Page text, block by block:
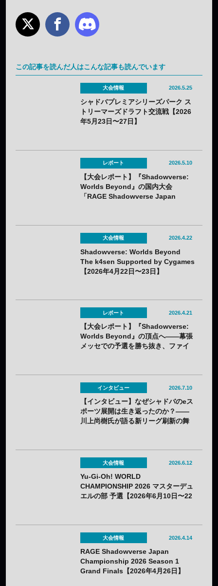
この記事を読んだ人はこんな記事も読んでいます
大会情報 2026.5.25
シャドバプレミアシリーズパーク ス
トリーマーズドラフト交流戦【2026
年5月23日〜27日】
レポート 2026.5.10
【大会レポート】『Shadowverse:
Worlds Beyond』の国内大会
「RAGE Shadowverse Japan
大会情報 2026.4.22
Shadowverse: Worlds Beyond
The k4sen Supported by Cygames
【2026年4月22日〜23日】
レポート 2026.4.21
【大会レポート】『Shadowverse:
Worlds Beyond』の頂点へ——幕張
メッセでの予選を勝ち抜き、ファイ
インタビュー 2026.7.10
【インタビュー】なぜシャドバのeス
ポーツ展開は生き返ったのか？——
川上尚樹氏が語る新リーグ刷新の舞
大会情報 2026.6.12
Yu-Gi-Oh! WORLD
CHAMPIONSHIP 2026 マスターデュ
エルの部 予選【2026年6月10日〜22
大会情報 2026.4.14
RAGE Shadowverse Japan
Championship 2026 Season 1
Grand Finals【2026年4月26日】